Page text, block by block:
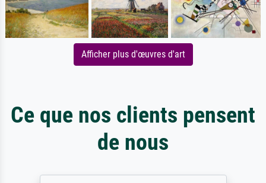
Afficher plus d'œuvres d'art
Ce que nos clients pensent
de nous